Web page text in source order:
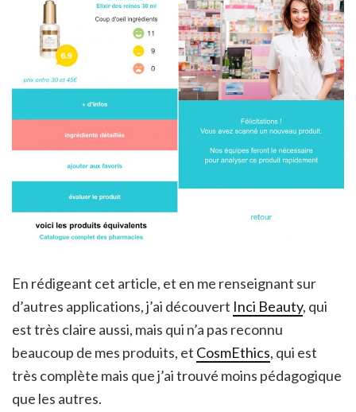
En rédigeant cet article, et en me renseignant sur
d’autres applications, j’ai découvert Inci Beauty, qui
est très claire aussi, mais qui n’a pas reconnu
beaucoup de mes produits, et CosmEthics, qui est
très complète mais que j’ai trouvé moins pédagogique
que les autres.